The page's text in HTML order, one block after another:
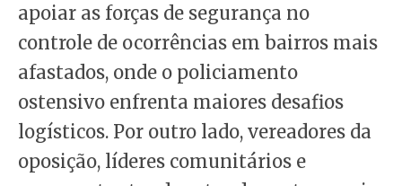
apoiar as forças de segurança no
controle de ocorrências em bairros mais
afastados, onde o policiamento
ostensivo enfrenta maiores desafios
logísticos. Por outro lado, vereadores da
oposição, líderes comunitários e